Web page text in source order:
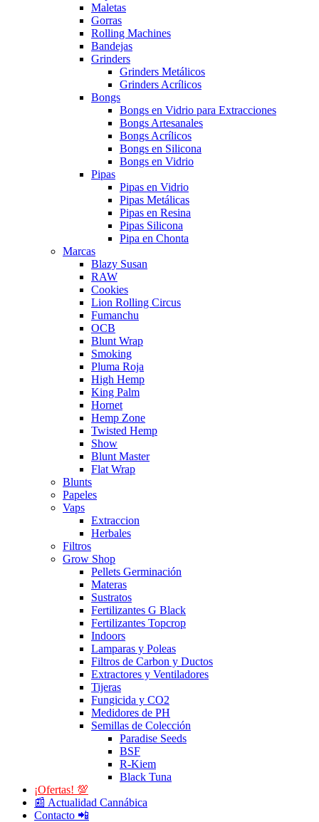
Maletas
Gorras
Rolling Machines
Bandejas
Grinders
Grinders Metálicos
Grinders Acrílicos
Bongs
Bongs en Vidrio para Extracciones
Bongs Artesanales
Bongs Acrílicos
Bongs en Silicona
Bongs en Vidrio
Pipas
Pipas en Vidrio
Pipas Metálicas
Pipas en Resina
Pipas Silicona
Pipa en Chonta
Marcas
Blazy Susan
RAW
Cookies
Lion Rolling Circus
Fumanchu
OCB
Blunt Wrap
Smoking
Pluma Roja
High Hemp
King Palm
Hornet
Hemp Zone
Twisted Hemp
Show
Blunt Master
Flat Wrap
Blunts
Papeles
Vaps
Extraccion
Herbales
Filtros
Grow Shop
Pellets Germinación
Materas
Sustratos
Fertilizantes G Black
Fertilizantes Topcrop
Indoors
Lamparas y Poleas
Filtros de Carbon y Ductos
Extractores y Ventiladores
Tijeras
Fungicida y CO2
Medidores de PH
Semillas de Colección
Paradise Seeds
BSF
R-Kiem
Black Tuna
¡Ofertas! 💯
📰 Actualidad Cannábica
Contacto 📲